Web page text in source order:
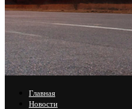
Главная
Новости